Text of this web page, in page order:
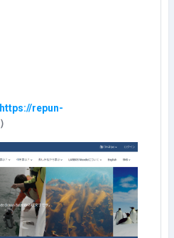
https://repun-
）